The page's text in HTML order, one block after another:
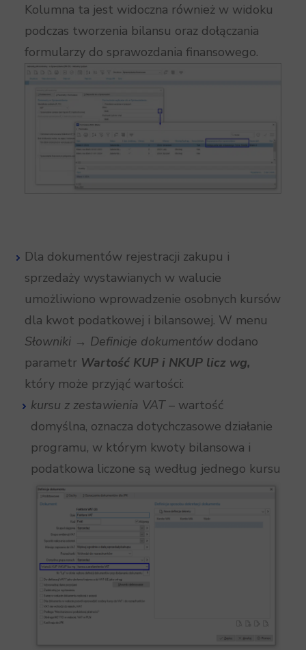
Kolumna ta jest widoczna również w widoku
podczas tworzenia bilansu oraz dołączania
formularzy do sprawozdania finansowego.
Dla dokumentów rejestracji zakupu i
sprzedaży wystawianych w walucie
umożliwiono wprowadzenie osobnych kursów
dla kwot podatkowej i bilansowej. W menu
Słowniki → Definicje dokumentów dodano
parametr Wartość KUP i NKUP licz wg,
który może przyjąć wartości:
kursu z zestawienia VAT– wartość
domyślna, oznacza dotychczasowe działanie
programu, w którym kwoty bilansowa i
podatkowa liczone są według jednego kursu